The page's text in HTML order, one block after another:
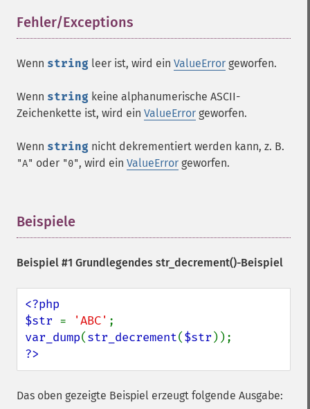
Fehler/Exceptions
Wenn string leer ist, wird ein ValueError geworfen.
Wenn string keine alphanumerische ASCII-
Zeichenkette ist, wird ein ValueError geworfen.
Wenn string nicht dekrementiert werden kann, z. B.
"A" oder "0", wird ein ValueError geworfen.
Beispiele
Beispiel #1 Grundlegendes str_decrement()-Beispiel
<?php
$str = 'ABC'
var_dump(str_decrement($str
?>
Das oben gezeigte Beispiel erzeugt folgende Ausgabe: